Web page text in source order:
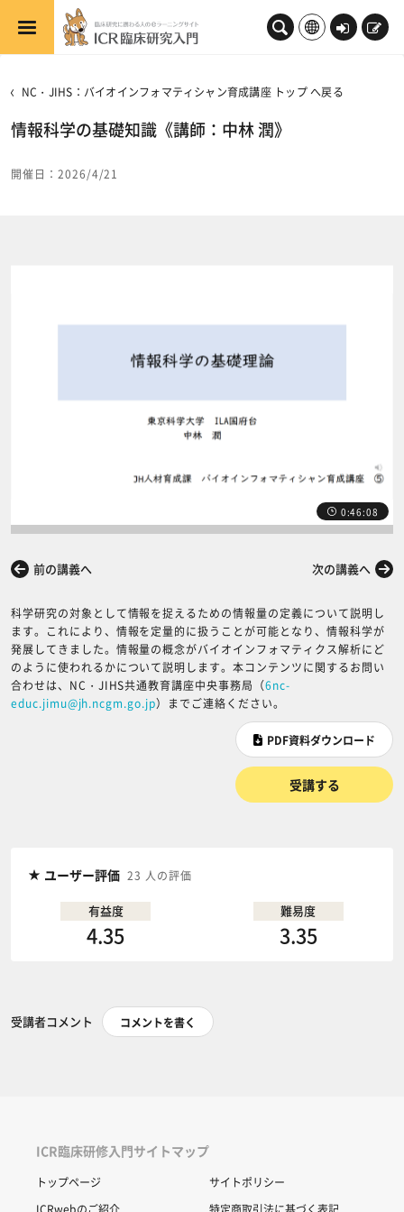
メインコンテンツへスキップする
ロ
ン
新
NC・JIHS：バイオインフォマティシャン育成講座 トップ へ戻る
情報科学の基礎知識《講師：中林 潤》
開催日：2026/4/21
0:46:08
前の講義へ 次の講義へ
科学研究の対象として情報を捉えるための情報量の定義について説明し
ます。これにより、情報を定量的に扱うことが可能となり、情報科学が
発展してきました。情報量の概念がバイオインフォマティクス解析にど
のように使われるかについて説明します。本コンテンツに関するお問い
合わせは、NC・JIHS共通教育講座中央事務局（6nc-
educ.jimu@jh.ncgm.go.jp）までご連絡ください。
PDF資料ダウンロード
受講する
ユーザー評価 23 人の評価
有益度
4.35
難易度
3.35
受講者コメント コメントを書く
ICR臨床研修入門サイトマップ
トップページ
サイトポリシー